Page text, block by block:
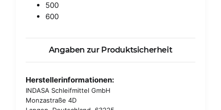
500
600
Angaben zur Produktsicherheit
Herstellerinformationen:
INDASA Schleifmittel GmbH
Monzastraße 4D